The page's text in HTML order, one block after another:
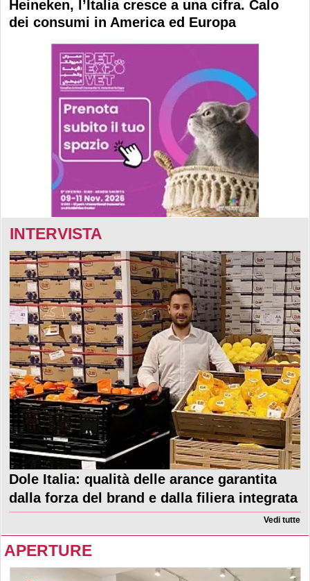
Heineken, l’Italia cresce a una cifra. Calo
dei consumi in America ed Europa
INTERVISTA
Dole Italia: qualità delle arance garantita
dalla forza del brand e dalla filiera integrata
Vedi tutte
APERTURE